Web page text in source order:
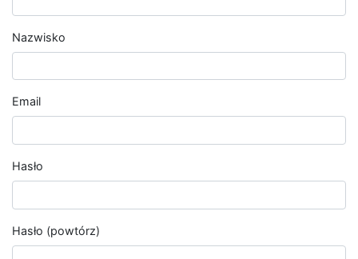
Nazwisko
Email
Hasło
Hasło (powtórz)